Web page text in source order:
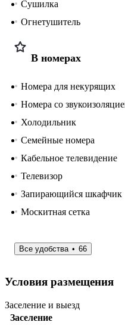
Сушилка
Огнетушитель
В номерах
Номера для некурящих
Номера со
Холодильник
Семейные номера
Кабельное телевидение
Телевизор
Запирающийся шкафчик
Москитная сетка
Все удобства 66
Условия размещения
Заселение и выезд
Заселение